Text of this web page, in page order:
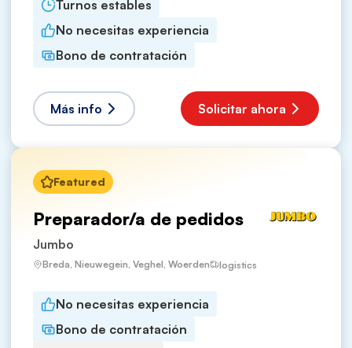
Turnos estables
No necesitas experiencia
Bono de contratación
Más info Solicitar ahora
Featured
Preparador/a de pedidos
Jumbo
Breda, Nieuwegein, Veghel, Woerden logistics
No necesitas experiencia
Bono de contratación